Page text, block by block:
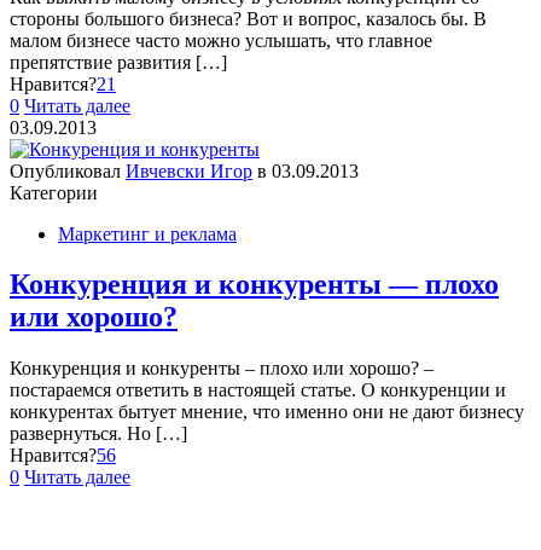
стороны большого бизнеса? Вот и вопрос, казалось бы. В
малом бизнесе часто можно услышать, что главное
препятствие развития […]
Нравится?21
0 Читать далее
03.09.2013
Опубликовал Ивчевски Игор в 03.09.2013
Категории
Маркетинг и реклама
Конкуренция и конкуренты — плохо
или хорошо?
Конкуренция и конкуренты – плохо или хорошо? –
постараемся ответить в настоящей статье. О конкуренции и
конкурентах бытует мнение, что именно они не дают бизнесу
развернуться. Но […]
Нравится?56
0 Читать далее